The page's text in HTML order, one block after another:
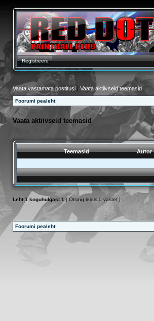
Registreeru
Vaata vastamata postitusi | Vaata aktiivseid teemasid
Foorumi pealeht
Vaata aktiivseid teemasid
Teemasid Autor
Leht 1 koguhulgast1 [ Otsing leidis 0 vastet ]
Foorumi pealeht